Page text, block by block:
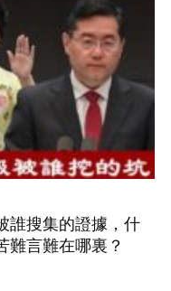
誰搜集的證據，什
難言難在哪裏？